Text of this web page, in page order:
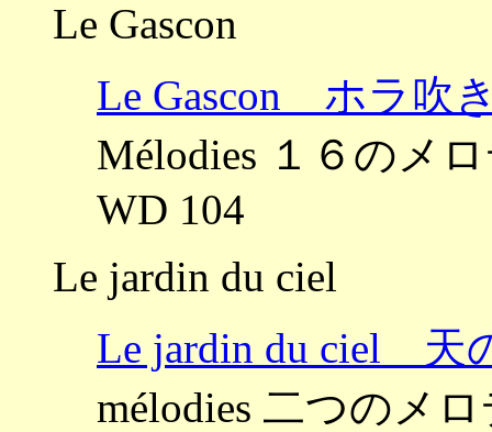
Le Gascon
Le Gascon ホラ吹
Mélodies １６のメ
WD 104
Le jardin du ciel
Le jardin du ciel 天
mélodies 二つのメ